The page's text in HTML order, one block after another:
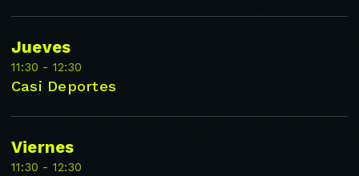
Jueves
11:30 - 12:30
Casi Deportes
Viernes
11:30 - 12:30